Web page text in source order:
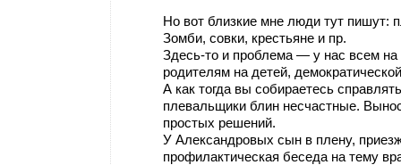
Но вот близкие мне люди тут пишут:
Зомби, совки, крестьяне и пр.
Здесь-то и проблема — у нас всем на
родителям на детей,
А как тогда вы собираетесь
плевальщики блин несчастные.
простых решений.
У Александровых сын в плену,
профилактическая беседа на тему